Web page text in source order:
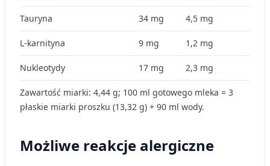
Tauryna 34 mg 4,5 mg
L-karnityna 9 mg 1,2 mg
Nukleotydy 17 mg 2,3 mg
Zawartość miarki: 4,44 g; 100 ml gotowego mleka = 3
płaskie miarki proszku (13,32 g) + 90 ml wody.
Możliwe reakcje alergiczne